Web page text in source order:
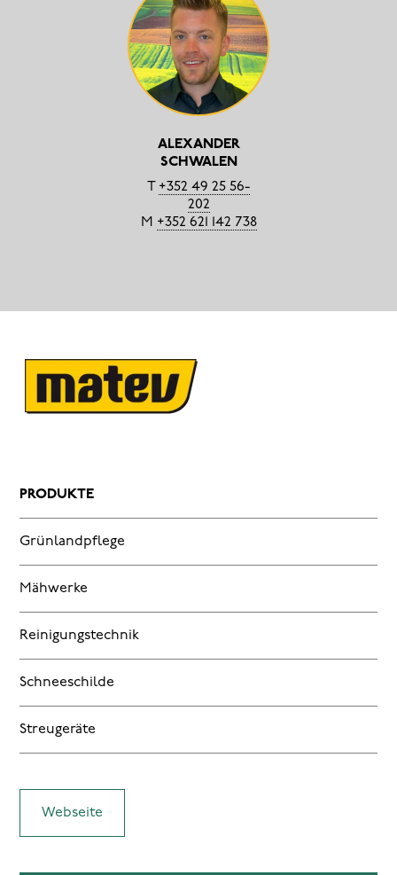
ALEXANDER
SCHWALEN
T +352 49 25 56-
202
M +352 621 142 738
PRODUKTE
Grünlandpflege
Mähwerke
Reinigungstechnik
Schneeschilde
Streugeräte
Webseite